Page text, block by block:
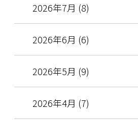
2026年7月 (8)
2026年6月 (6)
2026年5月 (9)
2026年4月 (7)